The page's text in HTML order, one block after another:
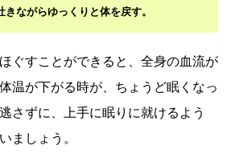
ながらゆっくりと体を戻す。
ぐすことができると、全身の血流が
温が下がる時が、ちょうど眠くなっ
さずに、上手に眠りに就けるよう
ましょう。